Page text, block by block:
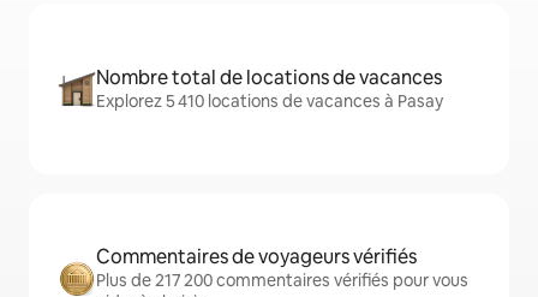
Nombre total de locations de vacances
Explorez 5 410 locations de vacances à Pasay
Commentaires de voyageurs vérifiés
Plus de 217 200 commentaires vérifiés pour vous